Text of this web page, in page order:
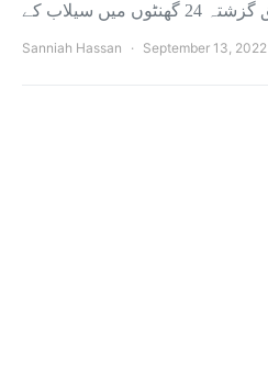
Sanniah Hassan September 13, 2022